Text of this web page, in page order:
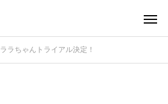
ララちゃんトライアル決定！